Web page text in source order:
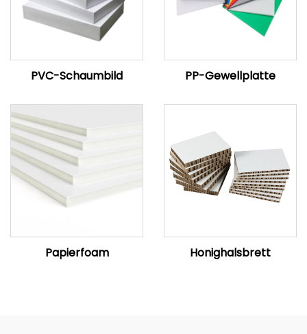
PVC-Schaumbild PP-Gewellplatte
Papierfoam Honighalsbrett